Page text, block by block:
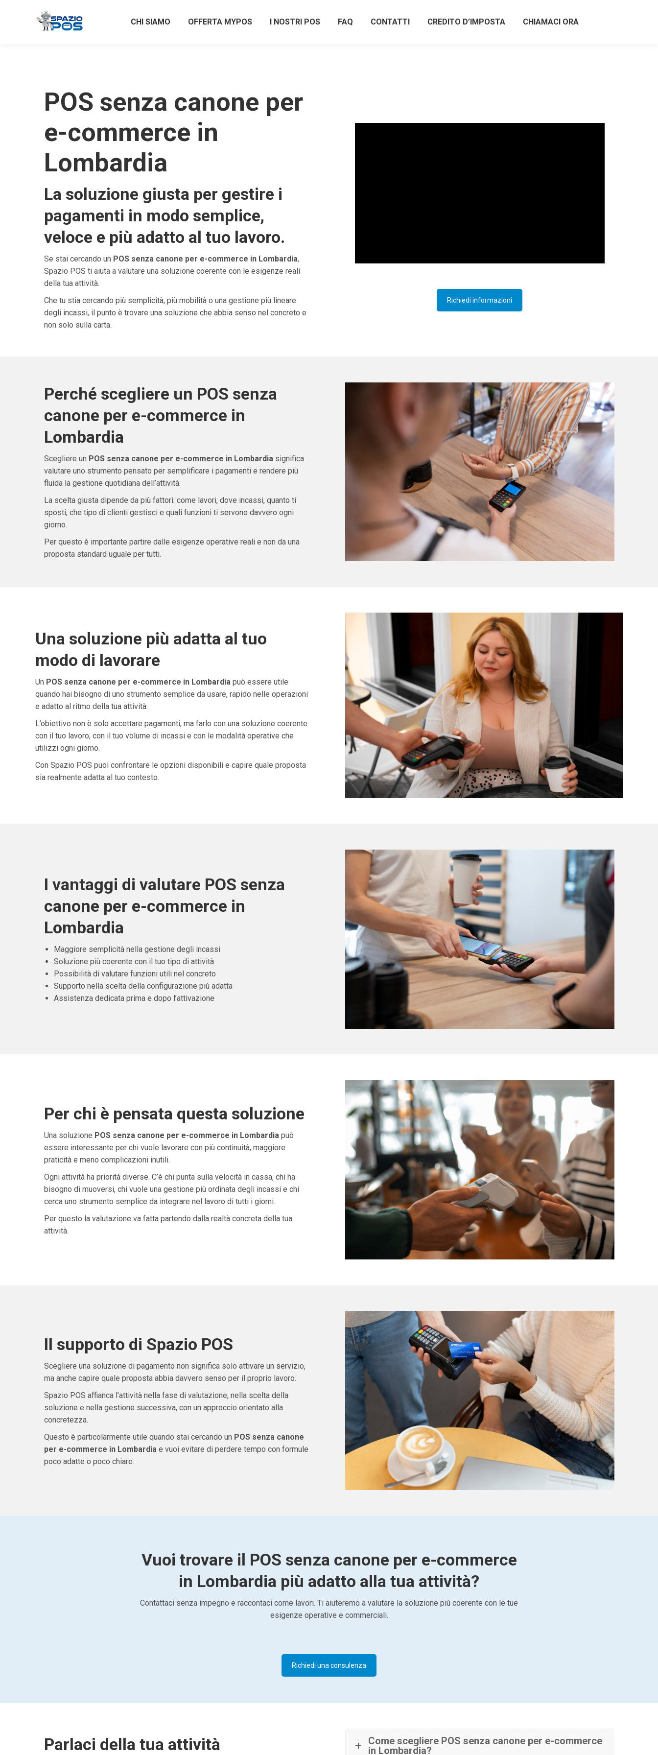
CHI SIAMO OFFERTA MYPOS I NOSTRI POS FAQ CONTATTI CREDITO D’IMPOSTA CHIAMACI ORA
POS senza canone per
e-commerce in
Lombardia
La soluzione giusta per gestire i
pagamenti in modo semplice,
veloce e più adatto al tuo lavoro.
Se stai cercando un POS senza canone per e-commerce in Lombardia,
Spazio POS ti aiuta a valutare una soluzione coerente con le esigenze reali
della tua attività.
Che tu stia cercando più semplicità, più mobilità o una gestione più lineare
degli incassi, il punto è trovare una soluzione che abbia senso nel concreto e
non solo sulla carta.
Richiedi informazioni
Perché scegliere un POS senza
canone per e-commerce in
Lombardia
Scegliere un POS senza canone per e-commerce in Lombardiasignifica
valutare uno strumento pensato per semplificare i pagamenti e rendere più
fluida la gestione quotidiana dell’attività.
La scelta giusta dipende da più fattori: come lavori, dove incassi, quanto ti
sposti, che tipo di clienti gestisci e quali funzioni ti servono davvero ogni
giorno.
Per questo è importante partire dalle esigenze operative reali e non da una
proposta standard uguale per tutti.
Una soluzione più adatta al tuo
modo di lavorare
Un POS senza canone per e-commerce in Lombardia può essere utile
quando hai bisogno di uno strumento semplice da usare, rapido nelle operazioni
e adatto al ritmo della tua attività.
L’obiettivo non è solo accettare pagamenti, ma farlo con una soluzione coerente
con il tuo lavoro, con il tuo volume di incassi e con le modalità operative che
utilizzi ogni giorno.
Con Spazio POS puoi confrontare le opzioni disponibili e capire quale proposta
sia realmente adatta al tuo contesto.
I vantaggi di valutare POS senza
canone per e-commerce in
Lombardia
Maggiore semplicità nella gestione degli incassi
Soluzione più coerente con il tuo tipo di attività
Possibilità di valutare funzioni utili nel concreto
Supporto nella scelta della configurazione più adatta
Assistenza dedicata prima e dopo l’attivazione
Per chi è pensata questa soluzione
Una soluzione POS senza canone per e-commerce in Lombardiapuò
essere interessante per chi vuole lavorare con più continuità, maggiore
praticità e meno complicazioni inutili.
Ogni attività ha priorità diverse. C’è chi punta sulla velocità in cassa, chi ha
bisogno di muoversi, chi vuole una gestione più ordinata degli incassi e chi
cerca uno strumento semplice da integrare nel lavoro di tutti i giorni.
Per questo la valutazione va fatta partendo dalla realtà concreta della tua
attività.
Il supporto di Spazio POS
Scegliere una soluzione di pagamento non significa solo attivare un servizio,
ma anche capire quale proposta abbia davvero senso per il proprio lavoro.
Spazio POS affianca l’attività nella fase di valutazione, nella scelta della
soluzione e nella gestione successiva, con un approccio orientato alla
concretezza.
Questo è particolarmente utile quando stai cercando un POS senza canone
per e-commerce in Lombardiae vuoi evitare di perdere tempo con formule
poco adatte o poco chiare.
Vuoi trovare il POS senza canone per e-commerce
in Lombardia più adatto alla tua attività?
Contattaci senza impegno e raccontaci come lavori. Ti aiuteremo a valutare la soluzione più coerente con le tue
esigenze operative e commerciali.
Richiedi una consulenza
Parlaci della tua attività
Come scegliere POS senza canone per e-commerce
in Lombardia?